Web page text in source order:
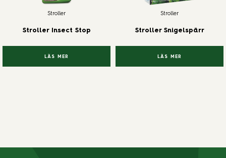
Stroller
Stroller Insect Stop
LÄS MER
Stroller
Stroller Snigelspärr
LÄS MER